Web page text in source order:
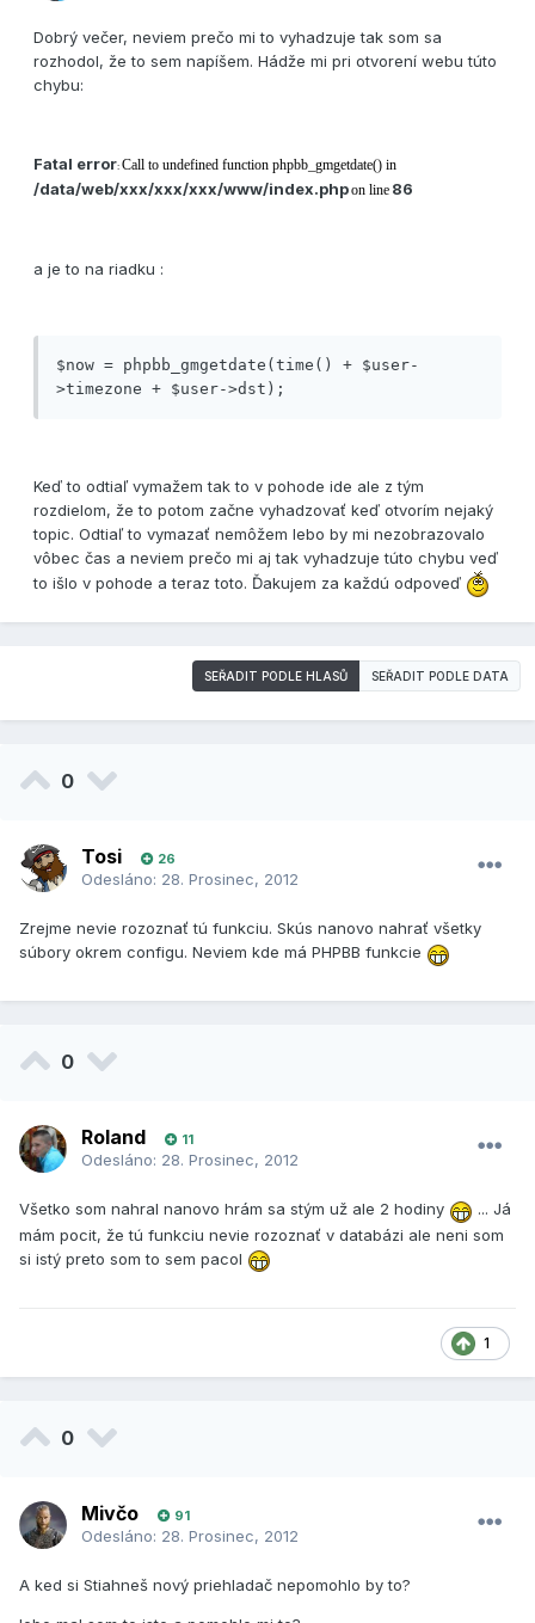
Dobrý večer, neviem prečo mi to vyhadzuje tak som sa
rozhodol, že to sem napíšem. Hádže mi pri otvorení webu túto
chybu:
Fatal error: Call to undefined function phpbb_gmgetdate() in
/data/web/xxx/xxx/xxx/www/index.phpon line 86
a je to na riadku :
$now = phpbb_gmgetdate(time() + $user-
>timezone + $user->dst);
Keď to odtiaľ vymažem tak to v pohode ide ale z tým
rozdielom, že to potom začne vyhadzovať keď otvorím nejaký
topic. Odtiaľ to vymazať nemôžem lebo by mi nezobrazovalo
vôbec čas a neviem prečo mi aj tak vyhadzuje túto chybu veď
to išlo v pohode a teraz toto. Ďakujem za každú odpoveď
SEŘADIT PODLE HLASŮ SEŘADIT PODLE DATA
0
Tosi 26
Odesláno: 28. Prosinec, 2012
Zrejme nevie rozoznať tú funkciu. Skús nanovo nahrať všetky
súbory okrem configu. Neviem kde má PHPBB funkcie
0
Roland 11
Odesláno: 28. Prosinec, 2012
Všetko som nahral nanovo hrám sa stým už ale 2 hodiny
... Já
mám pocit, že tú funkciu nevie rozoznať v databázi ale neni som
si istý preto som to sem pacol
1
0
Mivčo 91
Odesláno: 28. Prosinec, 2012
A ked si Stiahneš nový priehladač nepomohlo by to?